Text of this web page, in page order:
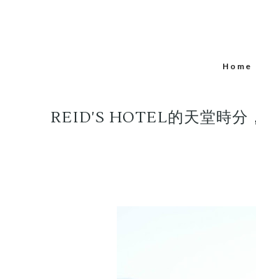
Home
REID'S HOTEL的天堂時分